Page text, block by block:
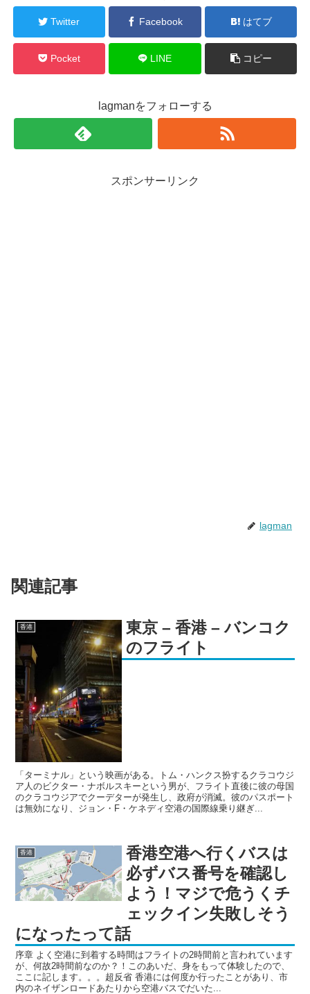
Twitter Facebook はてブ
Pocket LINE コピー
lagmanをフォローする
スポンサーリンク
lagman
関連記事
香港
東京 – 香港 – バンコク
のフライト
「ターミナル」という映画がある。トム・ハンクス扮するクラコウジ
ア人のビクター・ナボルスキーという男が、フライト直後に彼の母国
のクラコウジアでクーデターが発生し、政府が消滅。彼のパスポート
は無効になり、ジョン・F・ケネディ空港の国際線乗り継ぎ...
香港
香港空港へ行くバスは
必ずバス番号を確認し
よう！マジで危うくチ
ェックイン失敗しそう
になったって話
序章 よく空港に到着する時間はフライトの2時間前と言われています
が、何故2時間前なのか？！このあいだ、身をもって体験したので、
ここに記します。。。超反省 香港には何度か行ったことがあり、市
内のネイザンロードあたりから空港バスでだいた...